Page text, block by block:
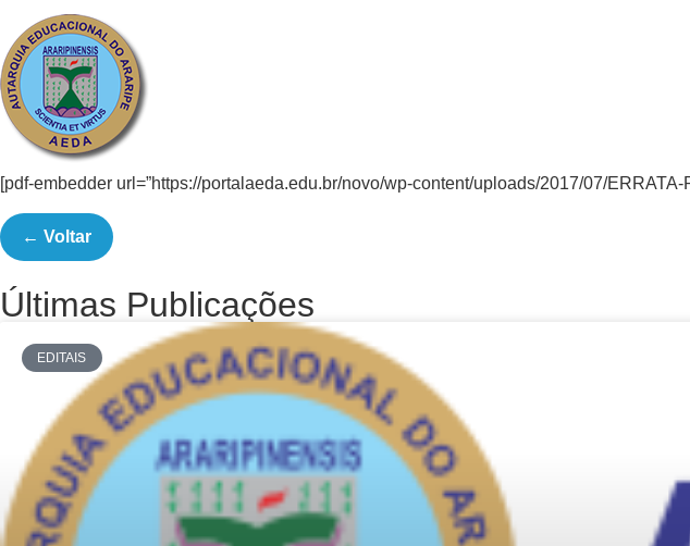
[pdf-embedder url=”https://portalaeda.edu.br/novo/wp-content/uploads/2017/07/
← Voltar
Últimas Publicações
EDITAIS